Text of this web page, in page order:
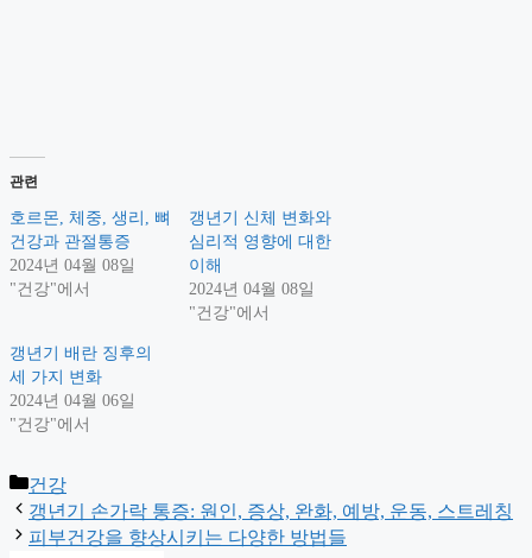
관련
호르몬, 체중, 생리, 뼈
건강과 관절통증
2024년 04월 08일
"건강"에서
갱년기 신체 변화와
심리적 영향에 대한
이해
2024년 04월 08일
"건강"에서
갱년기 배란 징후의
세 가지 변화
2024년 04월 06일
"건강"에서
Categories
건강
갱년기 손가락 통증: 원인, 증상, 완화, 예방, 운동, 스트레칭
피부건강을 향상시키는 다양한 방법들